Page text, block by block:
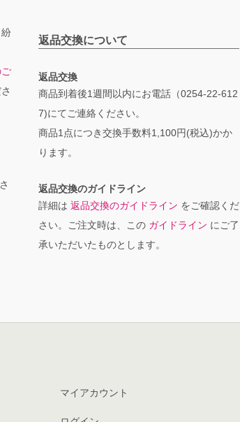
返品交換について
返品交換
商品到着後1週間以内にお電話（0254-22-612
7)にてご連絡ください。
商品1点につき交換手数料1,100円(税込)かか
ります。
返品交換のガイドライン
詳細は 返品交換のガイドライン をご確認くだ
さい。ご注文時は、この ガイドライン にご了
承いただいたものとします。
マイアカウント